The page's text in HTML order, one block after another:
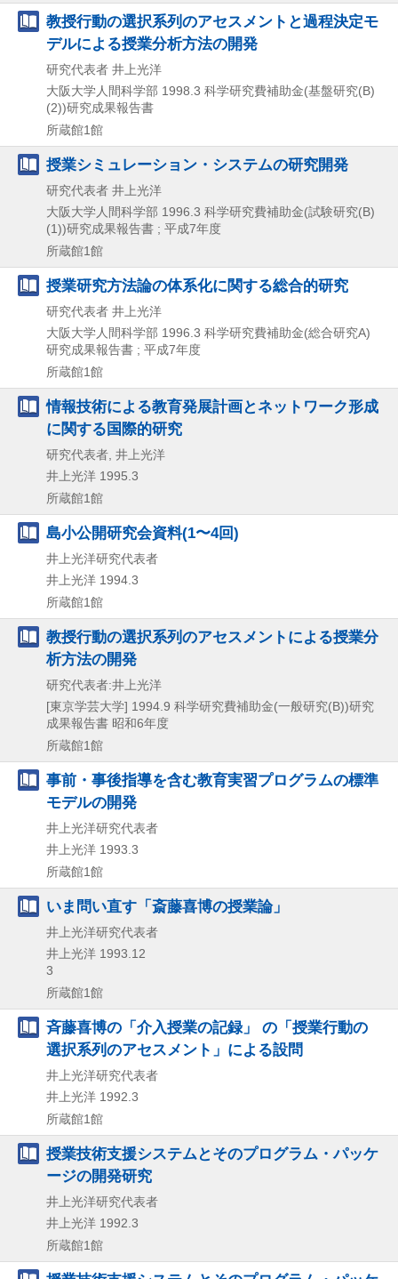
教授行動の選択系列のアセスメントと過程決定モ
デルによる授業分析方法の開発
研究代表者 井上光洋
大阪大学人間科学部 1998.3 科学研究費補助金(基盤研究(B)
(2))研究成果報告書
所蔵館1館
授業シミュレーション・システムの研究開発
研究代表者 井上光洋
大阪大学人間科学部 1996.3 科学研究費補助金(試験研究(B)
(1))研究成果報告書 ; 平成7年度
所蔵館1館
授業研究方法論の体系化に関する総合的研究
研究代表者 井上光洋
大阪大学人間科学部 1996.3 科学研究費補助金(総合研究A)
研究成果報告書 ; 平成7年度
所蔵館1館
情報技術による教育発展計画とネットワーク形成
に関する国際的研究
研究代表者, 井上光洋
井上光洋 1995.3
所蔵館1館
島小公開研究会資料(1〜4回)
井上光洋研究代表者
井上光洋 1994.3
所蔵館1館
教授行動の選択系列のアセスメントによる授業分
析方法の開発
研究代表者:井上光洋
[東京学芸大学] 1994.9 科学研究費補助金(一般研究(B))研究
成果報告書 昭和6年度
所蔵館1館
事前・事後指導を含む教育実習プログラムの標準
モデルの開発
井上光洋研究代表者
井上光洋 1993.3
所蔵館1館
いま問い直す「斎藤喜博の授業論」
井上光洋研究代表者
井上光洋 1993.12
3
所蔵館1館
斉藤喜博の「介入授業の記録」 の「授業行動の
選択系列のアセスメント」による設問
井上光洋研究代表者
井上光洋 1992.3
所蔵館1館
授業技術支援システムとそのプログラム・パッケ
ージの開発研究
井上光洋研究代表者
井上光洋 1992.3
所蔵館1館